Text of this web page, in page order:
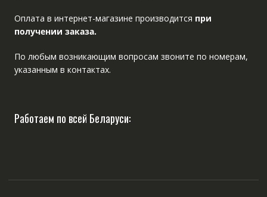
Оплата в интернет-магазине производится при
получении заказа.
По любым возникающим вопросам звоните по номерам,
указанным в контактах.
Работаем по всей Беларуси: